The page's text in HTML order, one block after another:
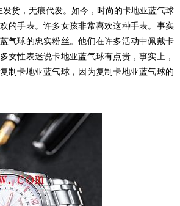
货，无痕代发。如今，时尚的卡地亚蓝气球
的手表。许多女孩非常喜欢这种手表。事实
气球的忠实粉丝。他们在许多活动中佩戴卡
女性表迷说卡地亚蓝气球有点贵，事实上，
制卡地亚蓝气球，因为复制卡地亚蓝气球的